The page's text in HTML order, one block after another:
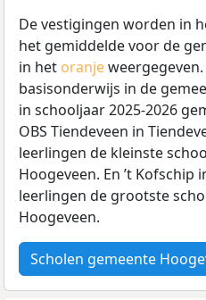
De vestigingen worden in
het gemiddelde voor de
in het oranje
basisonderwijs in de
in schooljaar 2025-2026
OBS Tiendeveen in
leerlingen de kleinste
Hoogeveen. En ’t Kofschip
leerlingen de grootste
Hoogeveen.
Scholen gemeente